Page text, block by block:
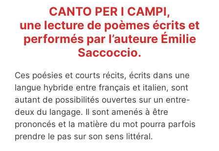
CANTO PER I CAMPI,
une lecture de poèmes écrits et
performés par l’auteure Émilie
Saccoccio.
Ces poésies et courts récits, écrits dans une
langue hybride entre français et italien, sont
autant de possibilités ouvertes sur un entre-
deux du langage. Il sont amenés à être
prononcés et la matière du mot pourra parfois
prendre le pas sur son sens littéral.